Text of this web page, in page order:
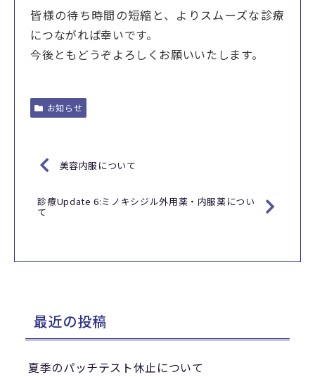
皆様の待ち時間の短縮と、よりスムーズな診療
につながれば幸いです。
今後ともどうぞよろしくお願いいたします。
お知らせ
美容内服について
診療Update 6:ミノキシジル外用薬・内服薬につい
て
最近の投稿
夏季のパッチテスト休止について